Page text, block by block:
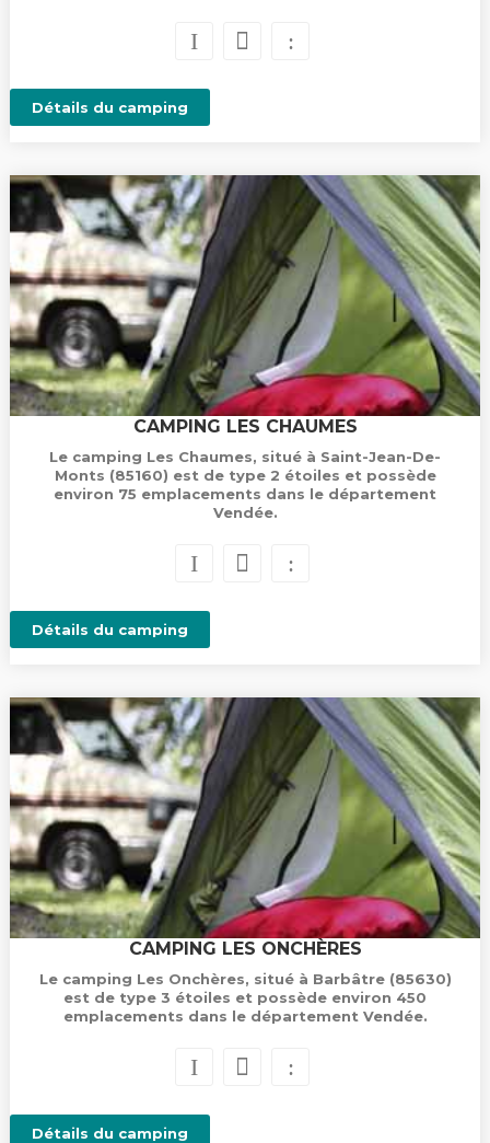
Détails du camping
CAMPING LES CHAUMES
Le camping Les Chaumes, situé à Saint-Jean-De-
Monts (85160) est de type 2 étoiles et possède
environ 75 emplacements dans le département
Vendée.
Détails du camping
CAMPING LES ONCHÈRES
Le camping Les Onchères, situé à Barbâtre (85630)
est de type 3 étoiles et possède environ 450
emplacements dans le département Vendée.
Détails du camping